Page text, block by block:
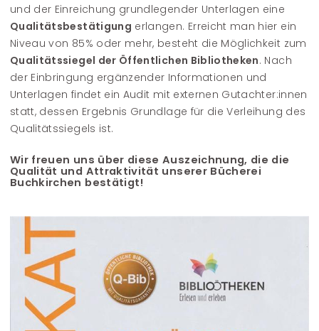
und der Einreichung grundlegender Unterlagen eine
Qualitätsbestätigung erlangen. Erreicht man hier ein
Niveau von 85% oder mehr, besteht die Möglichkeit zum
Qualitätssiegel der Öffentlichen Bibliotheken. Nach
der Einbringung ergänzender Informationen und
Unterlagen findet ein Audit mit externen Gutachter:innen
statt, dessen Ergebnis Grundlage für die Verleihung des
Qualitätssiegels ist.
Wir freuen uns über diese Auszeichnung, die die
Qualität und Attraktivität unserer Bücherei
Buchkirchen bestätigt!